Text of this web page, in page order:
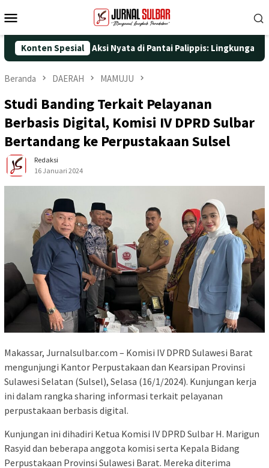
ke
Mobile
Konten Spesial
25 dengan Aksi Nyata di Pantai Palippis: Lingkungan dan
Beranda DAERAH MAMUJU
Studi Banding Terkait Pelayanan
Berbasis Digital, Komisi IV DPRD Sulbar
Bertandang ke Perpustakaan Sulsel
Redaksi
16 Januari 2024
Makassar, Jurnalsulbar.com – Komisi IV DPRD Sulawesi Barat
mengunjungi Kantor Perpustakaan dan Kearsipan Provinsi
Sulawesi Selatan (Sulsel), Selasa (16/1/2024). Kunjungan kerja
ini dalam rangka sharing informasi terkait pelayanan
perpustakaan berbasis digital.
Kunjungan ini dihadiri Ketua Komisi IV DPRD Sulbar H. Marigun
Rasyid dan beberapa anggota komisi serta Kepala Bidang
Perpustakaan Provinsi Sulawesi Barat. Mereka diterima